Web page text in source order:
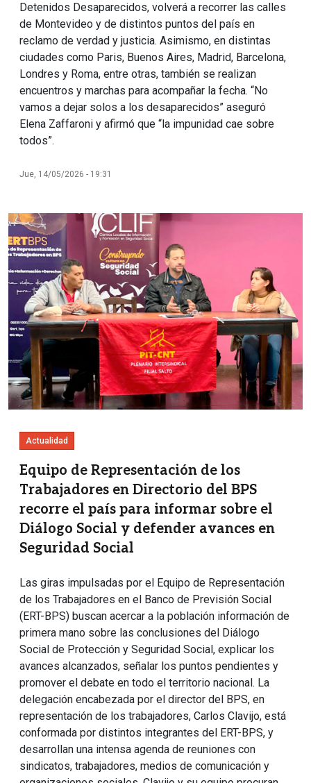
Detenidos Desaparecidos, volverá a recorrer las calles
de Montevideo y de distintos puntos del país en
reclamo de verdad y justicia. Asimismo, en distintas
ciudades como Paris, Buenos Aires, Madrid, Barcelona,
Londres y Roma, entre otras, también se realizan
encuentros y marchas para acompañar la fecha. “No
vamos a dejar solos a los desaparecidos” aseguró
Elena Zaffaroni y afirmó que “la impunidad cae sobre
todos”.
Jue, 14/05/2026 - 19:31
Imagen
Actualidad
Equipo de Representación de los
Trabajadores en Directorio del BPS
recorre el país para informar sobre el
Diálogo Social y defender avances en
Seguridad Social
Las giras impulsadas por el Equipo de Representación
de los Trabajadores en el Banco de Previsión Social
(ERT-BPS) buscan acercar a la población información de
primera mano sobre las conclusiones del Diálogo
Social de Protección y Seguridad Social, explicar los
avances alcanzados, señalar los puntos pendientes y
promover el debate en todo el territorio nacional. La
delegación encabezada por el director del BPS, en
representación de los trabajadores, Carlos Clavijo, está
conformada por distintos integrantes del ERT-BPS, y
desarrollan una intensa agenda de reuniones con
sindicatos, trabajadores, medios de comunicación y